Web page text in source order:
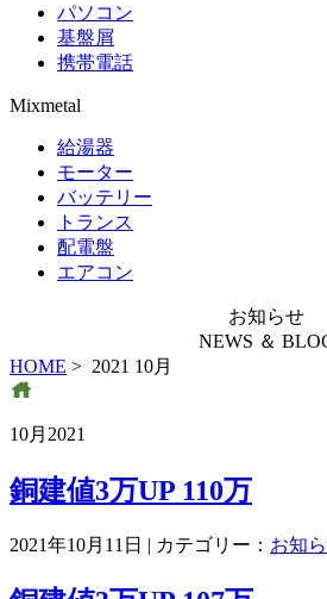
パソコン
基盤屑
携帯電話
Mixmetal
給湯器
モーター
バッテリー
トランス
配電盤
エアコン
お知らせ
NEWS ＆
HOME > 2021 10月
10月2021
銅建値3万UP 110万
2021年10月11日 | カテゴリー： お知